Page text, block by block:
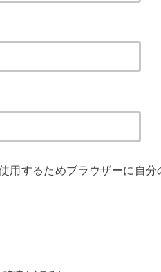
用するためブラウザーに自